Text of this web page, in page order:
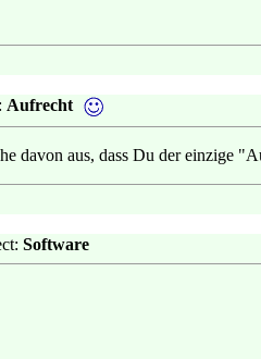
Aufrecht
davon aus, dass Du der einzige
Software